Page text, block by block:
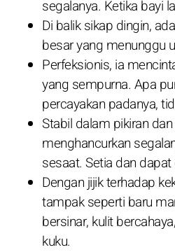
segalanya. Ketika bayi
Di balik sikap dingin,
besar yang menunggu
Perfeksionis, ia
yang sempurna. Apa
percayakan padanya,
Stabil dalam pikiran
menghancurkan
sesaat. Setia dan dapat
Dengan jijik terhadap
tampak seperti baru
bersinar, kulit
kuku.